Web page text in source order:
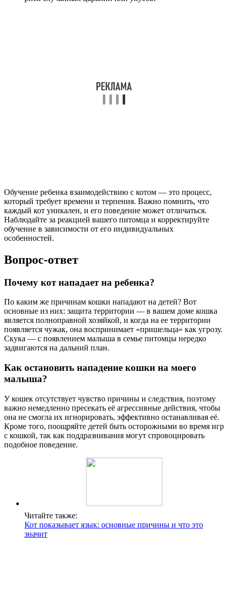
Обучение ребенка взаимодействию с котом — это процесс,
который требует времени и терпения. Важно помнить, что
каждый кот уникален, и его поведение может отличаться.
Наблюдайте за реакцией вашего питомца и корректируйте
обучение в зависимости от его индивидуальных
особенностей.
Вопрос-ответ
Почему кот нападает на ребенка?
По каким же причинам кошки нападают на детей? Вот
основные из них: защита территории — в вашем доме кошка
является полноправной хозяйкой, и когда на ее территории
появляется чужак, она воспринимает «пришельца» как угрозу.
Скука — с появлением малыша в семье питомцы нередко
задвигаются на дальний план.
Как остановить нападение кошки на моего
малыша?
У кошек отсутствует чувство причины и следствия, поэтому
важно немедленно пресекать её агрессивные действия, чтобы
она не смогла их игнорировать, эффективно останавливая её.
Кроме того, поощряйте детей быть осторожными во время игр
с кошкой, так как поддразнивания могут спровоцировать
подобное поведение.
Читайте также:
Кот показывает язык: основные причины и что это
значит